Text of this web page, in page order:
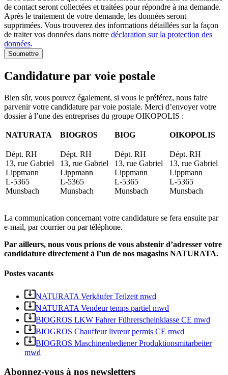
de contact seront collectées et traitées pour répondre à ma demande.
Après le traitement de votre demande, les données seront
supprimées. Vous trouverez des informations détaillées sur la façon
de traiter vos données dans notre déclaration sur la protection des
données.
Soumettre
Candidature par voie postale
Bien sûr, vous pouvez également, si vous le préférez, nous faire
parvenir votre candidature par voie postale. Merci d’envoyer votre
dossier à l’une des entreprises du groupe OIKOPOLIS :
NATURATA BIOGROS BIOG OIKOPOLIS
Dépt. RH
13, rue Gabriel
Lippmann
L-5365
Munsbach
Dépt. RH
13, rue Gabriel
Lippmann
L-5365
Munsbach
Dépt. RH
13, rue Gabriel
Lippmann
L-5365
Munsbach
Dépt. RH
13, rue Gabriel
Lippmann
L-5365
Munsbach
La communication concernant votre candidature se fera ensuite par
e-mail, par courrier ou par téléphone.
Par ailleurs, nous vous prions de vous abstenir d’adresser votre
candidature directement à l’un de nos magasins NATURATA.
Postes vacants
NATURATA Verkäufer Teilzeit mwd
NATURATA Vendeur temps partiel mwd
BIOGROS LKW Fahrer Führerscheinklasse CE mwd
BIOGROS Chauffeur livreur permis CE mwd
BIOGROS Maschinenbediener Produktionsmitarbeiter
mwd
Abonnez-vous à nos newsletters